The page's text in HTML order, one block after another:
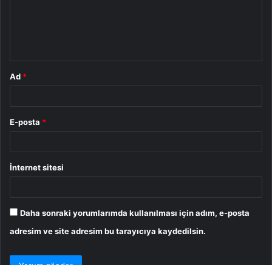
Ad *
E-posta *
İnternet sitesi
Daha sonraki yorumlarımda kullanılması için adım, e-posta
adresim ve site adresim bu tarayıcıya kaydedilsin.